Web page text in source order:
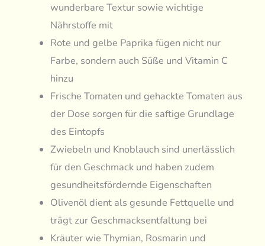
wunderbare Textur sowie wichtige
Nährstoffe mit
Rote und gelbe Paprika fügen nicht nur
Farbe, sondern auch Süße und Vitamin C
hinzu
Frische Tomaten und gehackte Tomaten aus
der Dose sorgen für die saftige Grundlage
des Eintopfs
Zwiebeln und Knoblauch sind unerlässlich
für den Geschmack und haben zudem
gesundheitsfördernde Eigenschaften
Olivenöl dient als gesunde Fettquelle und
trägt zur Geschmacksentfaltung bei
Kräuter wie Thymian, Rosmarin und